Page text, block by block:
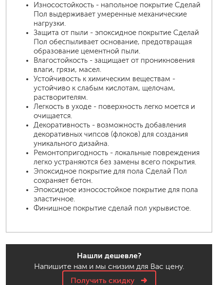
Износостойкость - напольное покрытие Сделай
Пол выдерживает умеренные механические
нагрузки.
Защита от пыли - эпоксидное покрытие Сделай
Пол обеспыливает основание, предотвращая
образование цементной пыли.
Влагостойкость - защищает от проникновения
влаги, грязи, масел.
Устойчивость к химическим веществам -
устойчиво к слабым кислотам, щелочам,
растворителям.
Легкость в уходе - поверхность легко моется и
очищается.
Декоративность - возможность добавления
декоративных чипсов (флоков) для создания
уникального дизайна.
Ремонтопригодность - локальные повреждения
легко устраняются без замены всего покрытия.
Эпоксидное покрытие для пола Сделай Пол
сохраняет бетон.
Эпоксидное износостойкое покрытие для пола
эластичное.
Финишное покрытие сделай пол укрывистое.
Нашли дешевле?
Напишите нам и мы снизим для Вас цену.
Получить скидку